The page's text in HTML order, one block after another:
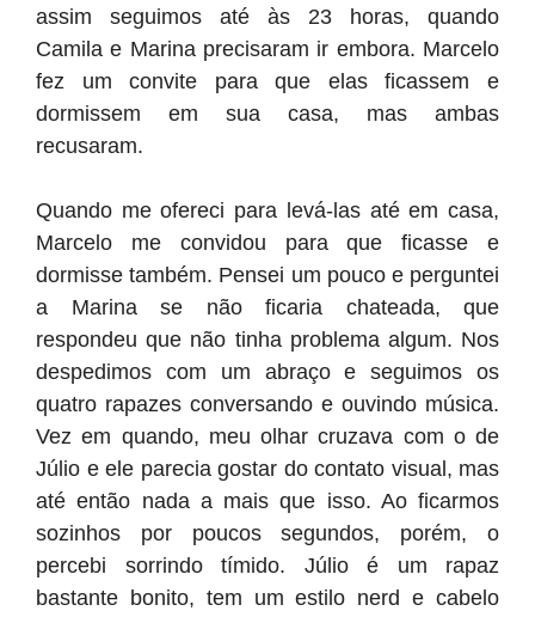
assim seguimos até às 23 horas, quando
Camila e Marina precisaram ir embora. Marcelo
fez um convite para que elas ficassem e
dormissem em sua casa, mas ambas
recusaram.
Quando me ofereci para levá-las até em casa,
Marcelo me convidou para que ficasse e
dormisse também. Pensei um pouco e perguntei
a Marina se não ficaria chateada, que
respondeu que não tinha problema algum. Nos
despedimos com um abraço e seguimos os
quatro rapazes conversando e ouvindo música.
Vez em quando, meu olhar cruzava com o de
Júlio e ele parecia gostar do contato visual, mas
até então nada a mais que isso. Ao ficarmos
sozinhos por poucos segundos, porém, o
percebi sorrindo tímido. Júlio é um rapaz
bastante bonito, tem um estilo nerd e cabelo